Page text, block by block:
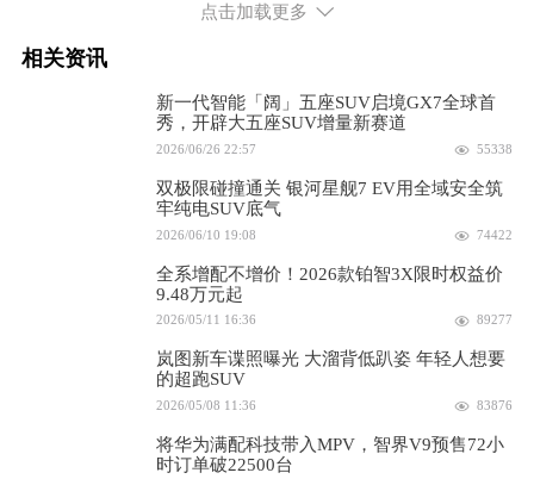
点击加载更多
相关资讯
新一代智能「阔」五座SUV启境GX7全球首
秀，开辟大五座SUV增量新赛道
2026/06/26 22:57 55338
双极限碰撞通关 银河星舰7 EV用全域安全筑
牢纯电SUV底气
2026/06/10 19:08 74422
全系增配不增价！2026款铂智3X限时权益价
9.48万元起
2026/05/11 16:36 89277
岚图新车谍照曝光 大溜背低趴姿 年轻人想要
的超跑SUV
2026/05/08 11:36 83876
将华为满配科技带入MPV，智界V9预售72小
时订单破22500台